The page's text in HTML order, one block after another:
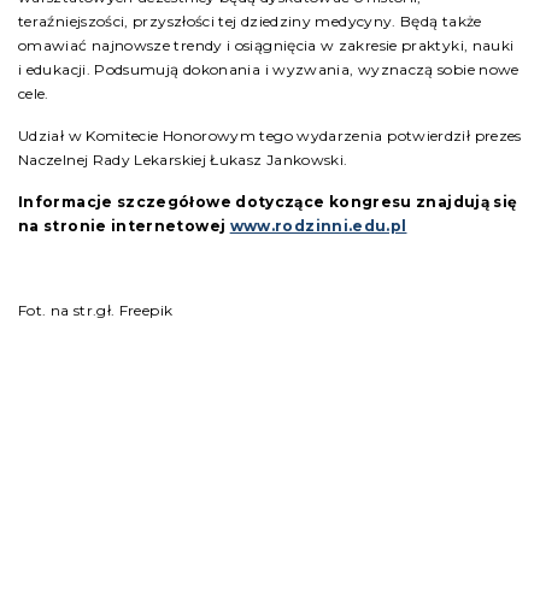
teraźniejszości, przyszłości tej dziedziny medycyny. Będą także
omawiać najnowsze trendy i osiągnięcia w zakresie praktyki, nauki
i edukacji. Podsumują dokonania i wyzwania, wyznaczą sobie nowe
cele.
Udział w Komitecie Honorowym tego wydarzenia potwierdził prezes
Naczelnej Rady Lekarskiej Łukasz Jankowski.
Informacje szczegółowe dotyczące kongresu znajdują się
na stronie internetowej www.rodzinni.edu.pl
Fot. na str.gł. Freepik